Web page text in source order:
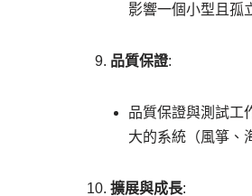
影響一個小型且孤
品質保證:
品質保證與測試工
大的系統（風箏、
擴展與成長: